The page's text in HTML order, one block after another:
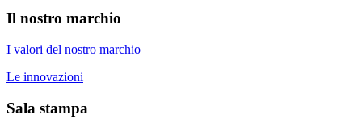
Il nostro marchio
I valori del nostro marchio
Le innovazioni
Sala stampa